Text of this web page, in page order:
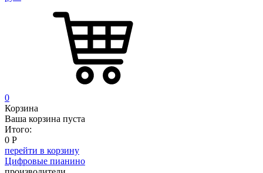
0
Корзина
Ваша корзина пуста
Итого:
0 Р
перейти в корзину
Цифровые пианино